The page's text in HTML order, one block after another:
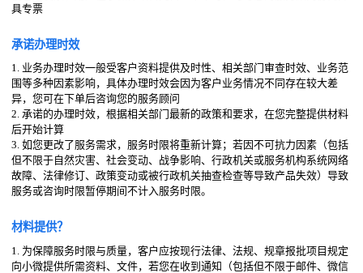
具专票
承诺办理时效
1. 业务办理时效一般受客户资料提供及时性、相关部门审查时效、业务范
围等多种因素影响，具体办理时效会因为客户业务情况不同存在较大差
异，您可在下单后咨询您的服务顾问
2. 承诺的办理时效，根据相关部门最新的政策和要求，在您完整提供材料
后开始计算
3. 如您更改了服务需求，服务时限将重新计算；若因不可抗力因素（包括
但不限于自然灾害、社会变动、战争影响、行政机关或服务机构系统网络
故障、法律修订、政策变动或被行政机关抽查检查等导致产品失效）导致
服务或咨询时限暂停期间不计入服务时限。
材料提供？
1. 为保障服务时限与质量，客户应按现行法律、法规、规章报批项目规定
向小微提供所需资料、文件，若您在收到通知（包括但不限于邮件、微信